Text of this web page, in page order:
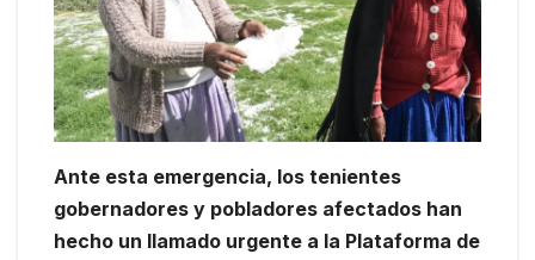
Ante esta emergencia, los tenientes
gobernadores y pobladores afectados han
hecho un llamado urgente a la Plataforma de